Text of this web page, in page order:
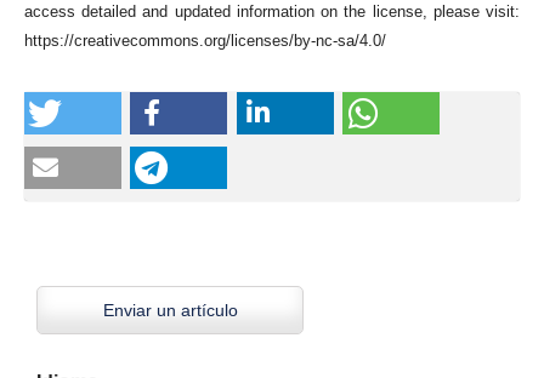
access detailed and updated information on the license, please visit:
https://creativecommons.org/licenses/by-nc-sa/4.0/
Enviar un artículo